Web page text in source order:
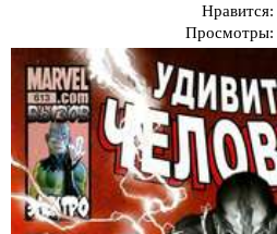
Нравится:
Просмотры: